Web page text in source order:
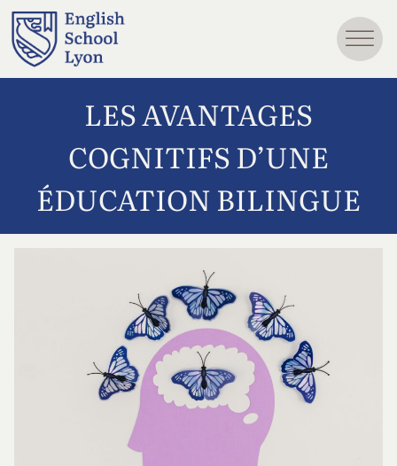
LES AVANTAGES
COGNITIFS D’UNE
ÉDUCATION BILINGUE